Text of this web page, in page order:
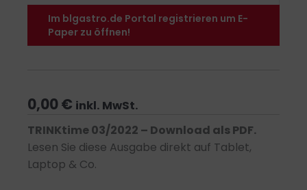
Im blgastro.de Portal registrieren um E-
Paper zu öffnen!
0,00€ inkl. MwSt.
TRINKtime 03/2022 – Download als PDF.
Lesen Sie diese Ausgabe direkt auf Tablet,
Laptop & Co.